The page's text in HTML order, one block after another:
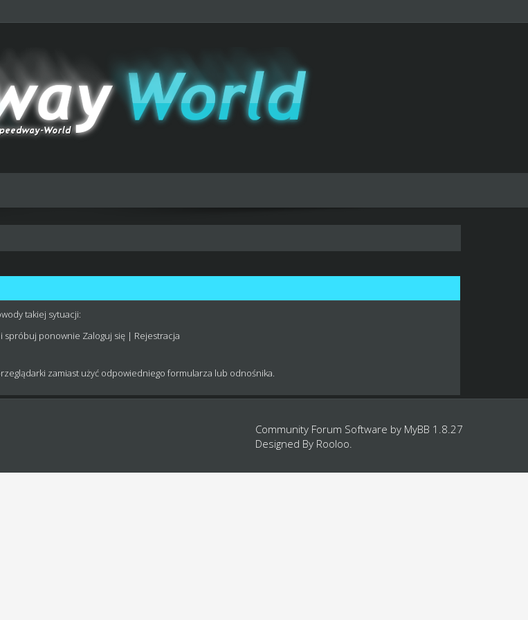
takiej sytuacji:
spróbuj ponownie Zaloguj się | Rejestracja
zamiast użyć odpowiedniego formularza lub odnośnika.
Community Forum Software by MyBB 1.8.27
Designed By Rooloo.